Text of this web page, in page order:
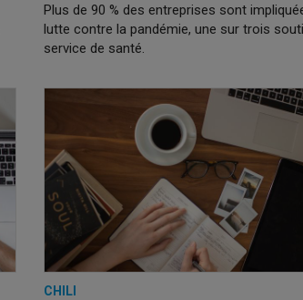
Plus de 90 % des entreprises sont
lutte contre la pandémie, une sur trois
service de santé.
CHILI